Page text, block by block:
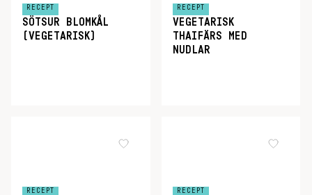
RECEPT
SÖTSUR BLOMKÅL
(VEGETARISK)
RECEPT
VEGETARISK
THAIFÄRS MED
NUDLAR
RECEPT RECEPT